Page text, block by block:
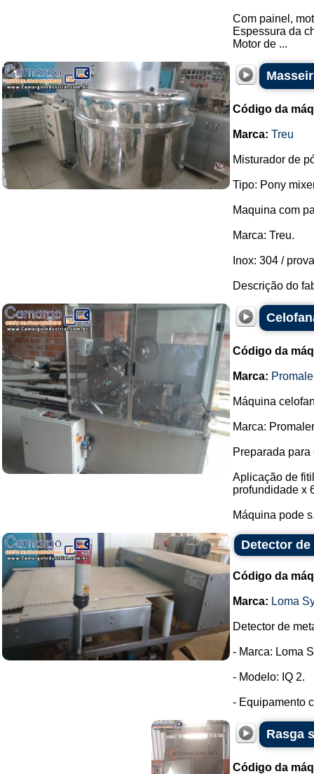
Com painel,
Espessura da
Motor de ...
Código da
Marca: Treu
Misturador de
Tipo: Pony
Maquina com
Marca: Treu.
Inox: 304 /
Descrição do
Código da
Marca:
Máquina
Marca:
Preparada
Aplicação de
profundidade x
Máquina pode
Detector
Código da
Marca: Loma
Detector de
- Marca: Loma
- Modelo: IQ 2.
- Equipamento
Rasga
Código da